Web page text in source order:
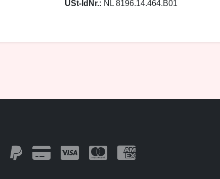
USt-IdNr.: NL 8196.14.464.B01